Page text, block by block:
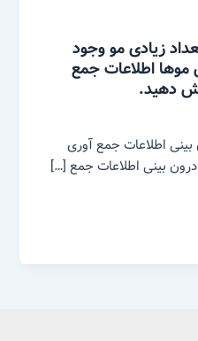
زیادی مو وجود
موها اطلاعات جمع
دهید.
اطلاعات جمع آوری
بینی اطلاعات جمع […]